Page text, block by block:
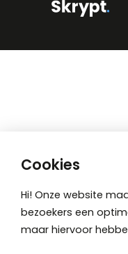
Cookies
Hi! Onze website
bezoekers een
maar hiervoor